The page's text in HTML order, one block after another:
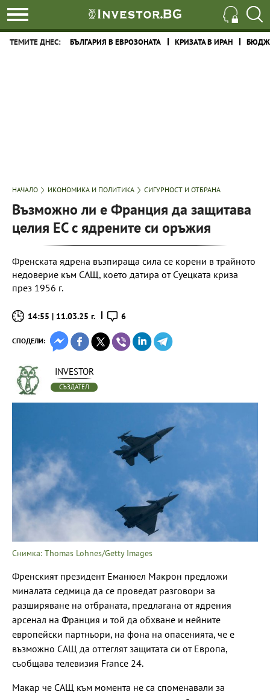
ТЕМИТЕ ДНЕС: БЪЛГАРИЯ В ЕВРОЗОНАТА КРИЗАТА В ИРАН
НАЧАЛО ИКОНОМИКА И ПОЛИТИКА СИГУРНОСТ И ОТБРАНА
Възможно ли е Франция да защитава
целия ЕС с ядрените си оръжия
Френската ядрена възпираща сила се корени в трайното
недоверие към САЩ, което датира от Суецката криза
през 1956 г.
14:55 | 11.03.25 г. 6
СПОДЕЛИ:
INVESTOR
СЪЗДАТЕЛ
Снимка: Thomas Lohnes/Getty Images
Френският президент Еманюел Макрон предложи
миналата седмица да се проведат разговори за
разширяване на отбраната, предлагана от ядрения
арсенал на Франция и той да обхване и нейните
европейски партньори, на фона на опасенията, че е
възможно САЩ да оттеглят защитата си от Европа,
съобщава телевизия France 24.
Макар че САЩ към момента не са споменавали за